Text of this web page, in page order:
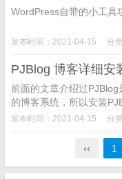
WordPress自带的小工具
发布时间：2021-04-15 分
PJBlog 博客详细安
前面的文章介绍过PJBlog
的博客系统，所以安装
库，当然还需要一个域名
发布时间：2021-04-15 分
‹‹ 1